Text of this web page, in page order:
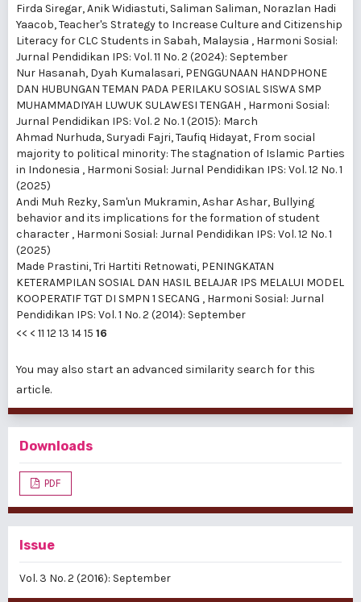
Firda Siregar, Anik Widiastuti, Saliman Saliman, Norazlan Hadi
Yaacob,Teacher's Strategy to Increase Culture and Citizenship
Literacy for CLC Students in Sabah, Malaysia , Harmoni Sosial:
Jurnal Pendidikan IPS: Vol. 11 No. 2 (2024): September
Nur Hasanah, Dyah Kumalasari, PENGGUNAAN HANDPHONE
DAN HUBUNGAN TEMAN PADA PERILAKU SOSIAL SISWA SMP
MUHAMMADIYAH LUWUK SULAWESI TENGAH , Harmoni Sosial:
Jurnal Pendidikan IPS: Vol. 2 No. 1 (2015): March
Ahmad Nurhuda, Suryadi Fajri, Taufiq Hidayat, From social
majority to political minority: The stagnation of Islamic Parties
in Indonesia , Harmoni Sosial: Jurnal Pendidikan IPS: Vol. 12 No. 1
(2025)
Andi Muh Rezky, Sam'un Mukramin, Ashar Ashar, Bullying
behavior and its implications for the formation of student
character , Harmoni Sosial: Jurnal Pendidikan IPS: Vol. 12 No. 1
(2025)
Made Prastini, Tri Hartiti Retnowati, PENINGKATAN
KETERAMPILAN SOSIAL DAN HASIL BELAJAR IPS MELALUI MODEL
KOOPERATIF TGT DI SMPN 1 SECANG , Harmoni Sosial: Jurnal
Pendidikan IPS: Vol. 1 No. 2 (2014): September
<< < 11 12 13 1415 16
You may also start an advanced similarity search for this
article.
Downloads
PDF
Issue
Vol. 3 No. 2 (2016): September